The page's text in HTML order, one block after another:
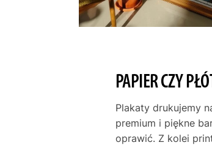
PAPIER CZY
Plakaty drukujemy
premium i piękne
oprawić. Z kolei